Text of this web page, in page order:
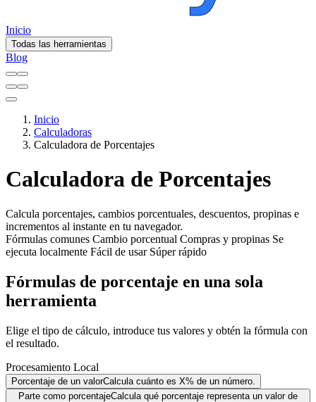
Inicio
Todas las herramientas
Blog
Inicio
Calculadoras
Calculadora de Porcentajes
Calculadora de Porcentajes
Calcula porcentajes, cambios porcentuales, descuentos, propinas e
incrementos al instante en tu navegador.
Fórmulas comunes Cambio porcentual Compras y propinas Se
ejecuta localmente Fácil de usarSúper rápido
Fórmulas de porcentaje en una sola
herramienta
Elige el tipo de cálculo, introduce tus valores y obtén la fórmula con
el resultado.
Procesamiento Local
Porcentaje de un valorCalcula cuánto es X% de un número.
Parte como porcentajeCalcula qué porcentaje representa un valor de